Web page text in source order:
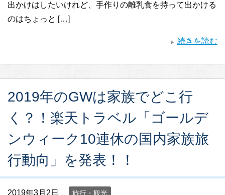
出かけはしたいけれど、手作りの離乳食を持って出かける
のはちょっと […]
続きを読む
2019年のGWは家族でどこ行
く？！楽天トラベル「ゴールデ
ンウィーク10連休の国内家族旅
行動向」を発表！！
2019年3月2日 旅行・観光